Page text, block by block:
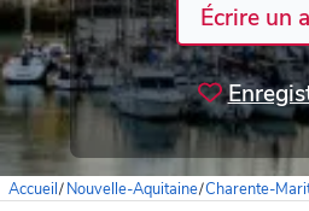
Écrire un
Accueil/Nouvelle-Aquitaine/Charente-